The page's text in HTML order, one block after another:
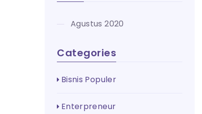
Agustus 2020
Categories
Bisnis Populer
Enterpreneur